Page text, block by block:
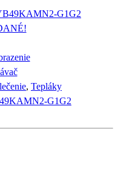
, Tepláky
G1G2